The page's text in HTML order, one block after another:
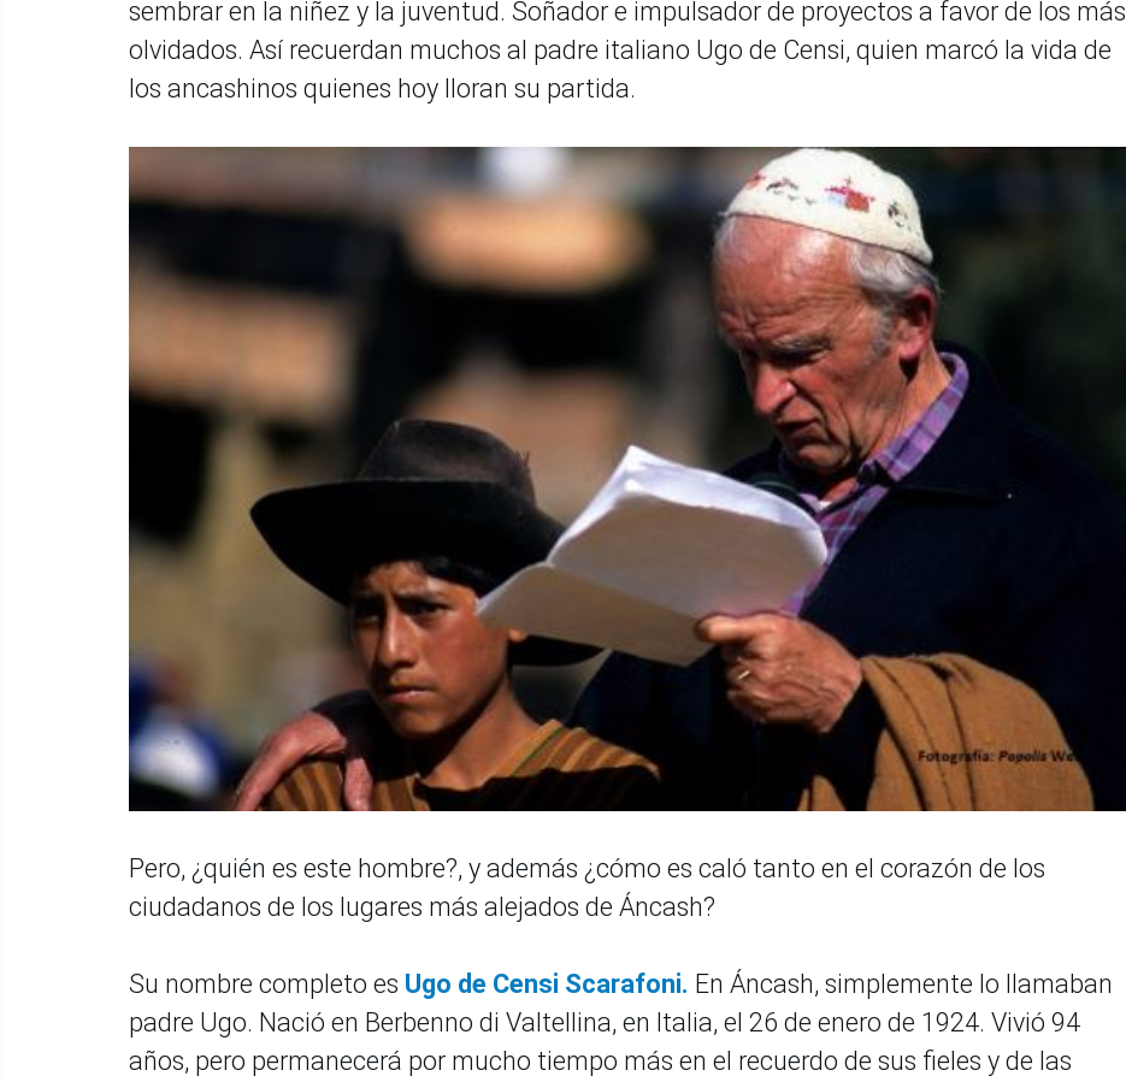
sembrar en la niñez y la juventud. Soñador e impulsador de proyectos a favor de los más
olvidados. Así recuerdan muchos al padre italiano Ugo de Censi, quien marcó la vida de
los ancashinos quienes hoy lloran su partida.
Pero, ¿quién es este hombre?, y además ¿cómo es caló tanto en el corazón de los
ciudadanos de los lugares más alejados de Áncash?
Su nombre completo es Ugo de Censi Scarafoni. En Áncash, simplemente lo llamaban
padre Ugo. Nació en Berbenno di Valtellina, en Italia, el 26 de enero de 1924. Vivió 94
años, pero permanecerá por mucho tiempo más en el recuerdo de sus fieles y de las